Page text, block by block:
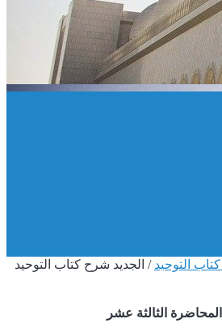
التوحيد / الجديد شرح كتاب التوحيد
الثالثة عشر